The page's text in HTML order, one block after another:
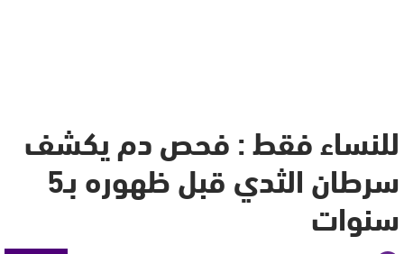
للنساء فقط : فحص دم يكشف
سرطان الثدي قبل ظهوره بـ5
سنوات